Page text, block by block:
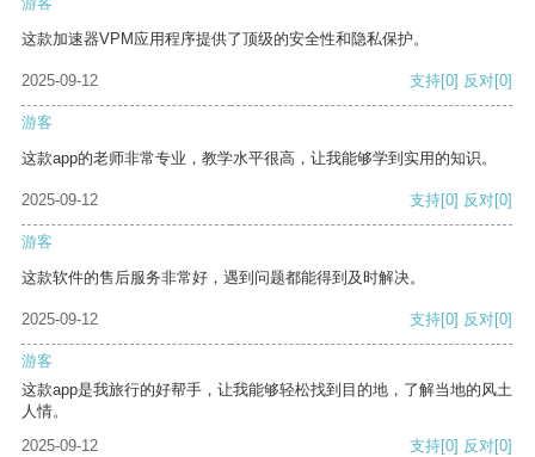
这款加速器VPM应用程序提供了顶级的安全性和隐私保护。
2025-09-12 支持[0] 反对[0]
游客
这款app的老师非常专业，教学水平很高，让我能够学到实用的知识。
2025-09-12 支持[0] 反对[0]
游客
这款软件的售后服务非常好，遇到问题都能得到及时解决。
2025-09-12 支持[0] 反对[0]
游客
这款app是我旅行的好帮手，让我能够轻松找到目的地，了解当地的风土
人情。
2025-09-12
支持[0] 反对[0]